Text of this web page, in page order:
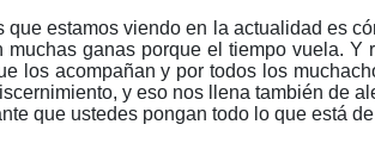
que estamos viendo en la actualidad es
muchas ganas porque el tiempo vuela.
los acompañan y por todos los
y eso nos llena también de
que ustedes pongan todo lo que está